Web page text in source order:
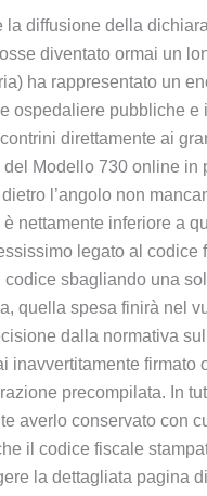
la diffusione della
diventato ormai un
ha rappresentato un
ospedaliere pubbliche
direttamente ai
Modello 730 online in
l’angolo non
nettamente inferiore a
legato al codice
sbagliando una
quella spesa finirà nel
dalla normativa
inavvertitamente
precompilata. In
averlo conservato con
il codice fiscale
la dettagliata pagina